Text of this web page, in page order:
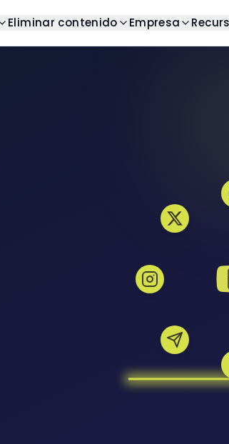
Eliminar contenido
Eliminar contenido privado
Empresa
Vea lo
clientes